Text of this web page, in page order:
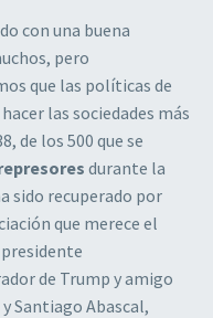
con una buena
pero
que las políticas de
las sociedades más
de los 500 que se
durante la
sido recuperado por
que merece el
de Trump y amigo
Santiago Abascal,